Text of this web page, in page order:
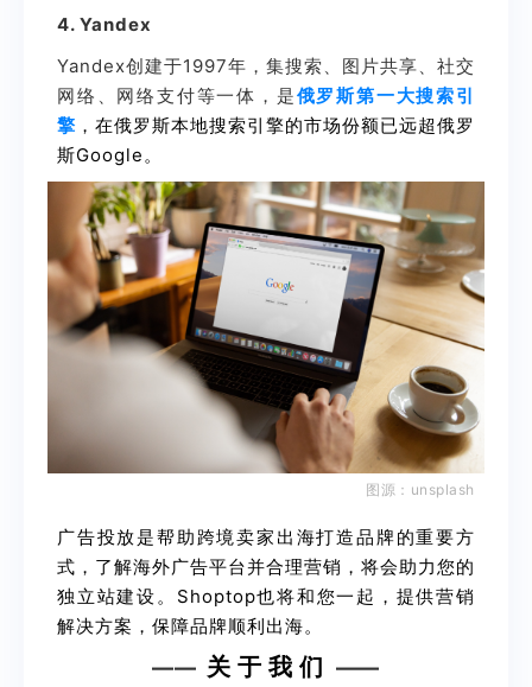
4. Yandex
Yandex创建于1997年，集搜索、图片共享、社交
网络、网络支付等一体，是俄罗斯第一大搜索引
擎 ，在俄罗斯本地搜索引擎的市场份额已远超俄罗
斯Google。
图源：unsplash
广告投放是帮助跨境卖家出海打造品牌的重要方
式，了解海外广告平台并合理营销，将会助力您的
独立站建设。 Shoptop也将和您一起，提供营销
解决方案，保障品牌顺利出海。
—— 关 于 我 们 ——